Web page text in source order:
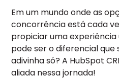
Em um mundo onde as
concorrência está cada
propiciar uma
pode ser o diferencial que
adivinha só? A HubSpot
aliada nessa jornada!